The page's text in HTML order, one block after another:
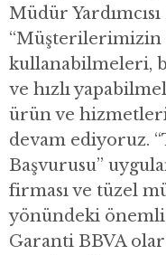
Müdür
“Müşterilerimizin
kullanabilmeleri,
ve hızlı
ürün ve
devam ediyoruz.
Başvurusu”
firması ve tüzel
yönündeki önemli
Garanti BBVA